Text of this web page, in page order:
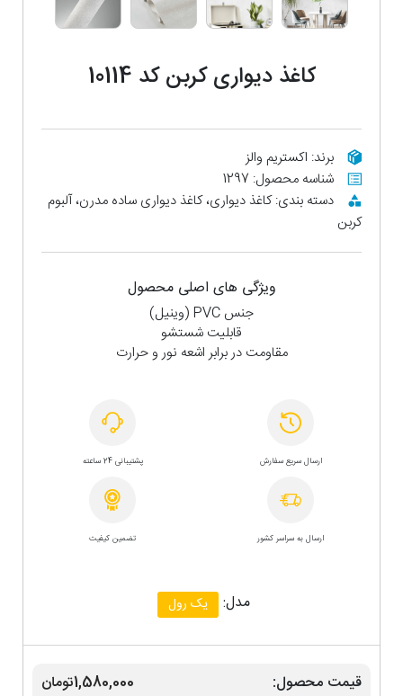
کاغذ دیواری کربن کد 10114
برند: اکستریم والز
شناسه محصول: 1297
دسته بندی: کاغذ دیواری، کاغذ دیواری ساده مدرن، آلبوم
کربن
ویژگی های اصلی محصول
جنس PVC (وینیل)
قابلیت شستشو
مقاومت در برابر اشعه نور و حرارت
ارسال سریع سفارش پشتیبانی 24 ساعته
ارسال به سراسر کشور تضمین کیفیت
مدل: یک رول
قیمت محصول: 1,580,000تومان